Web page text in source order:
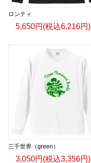
ロンティ
5,650円(税込6,216円)
三千世界（green）
3,050円(税込3,356円)